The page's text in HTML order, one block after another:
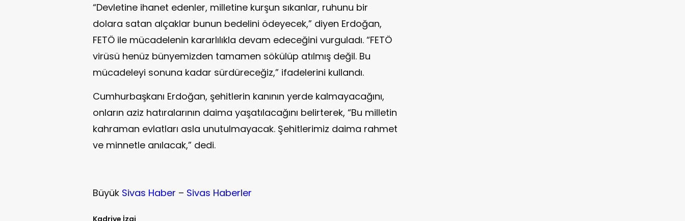
“Devletine ihanet edenler, milletine kurşun sıkanlar, ruhunu bir
dolara satan alçaklar bunun bedelini ödeyecek,” diyen Erdoğan,
FETÖ ile mücadelenin kararlılıkla devam edeceğini vurguladı. “FETÖ
virüsü henüz bünyemizden tamamen sökülüp atılmış değil. Bu
mücadeleyi sonuna kadar sürdüreceğiz,” ifadelerini kullandı.
Cumhurbaşkanı Erdoğan, şehitlerin kanının yerde kalmayacağını,
onların aziz hatıralarının daima yaşatılacağını belirterek, “Bu milletin
kahraman evlatları asla unutulmayacak. Şehitlerimiz daima rahmet
ve minnetle anılacak,” dedi.
Büyük Sivas Haber – Sivas Haberler
Kadriye İzgi